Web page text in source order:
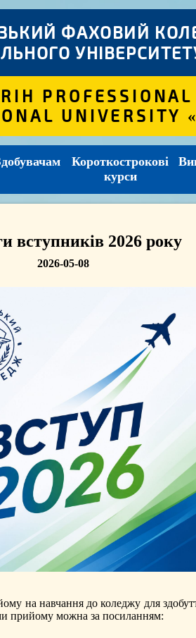
ФАХОВИЙ
PROFESSIONAL
UNIVERSITY
Короткострокові
курси
вступників 2026 року
2026-05-08
на навчання до коледжу для
прийому можна за посиланням: